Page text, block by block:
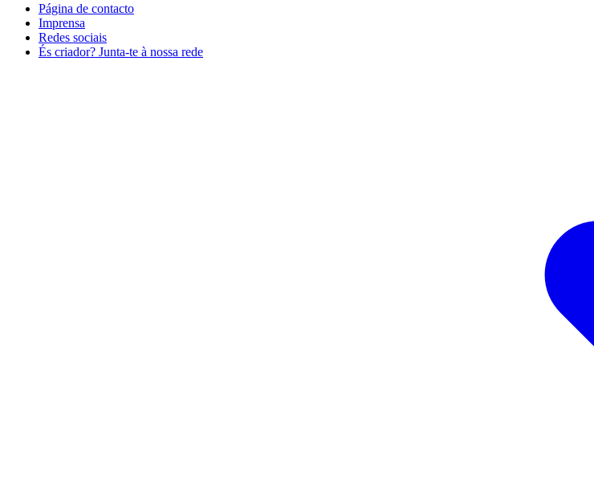
Página de contacto
Imprensa
Redes sociais
És criador? Junta-te à nossa rede